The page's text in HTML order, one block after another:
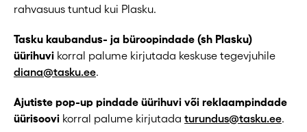
rahvasuus tuntud kui Plasku.
Tasku kaubandus- ja büroopindade (sh Plasku)
üürihuvi korral palume kirjutada keskuse tegevjuhile
diana@tasku.ee.
Ajutiste pop-up pindade üürihuvi või reklaampindade
üürisoovi korral palume kirjutada turundus@tasku.ee.